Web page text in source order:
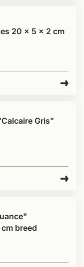
20 x 5 x 2 cm
Gris"
breed